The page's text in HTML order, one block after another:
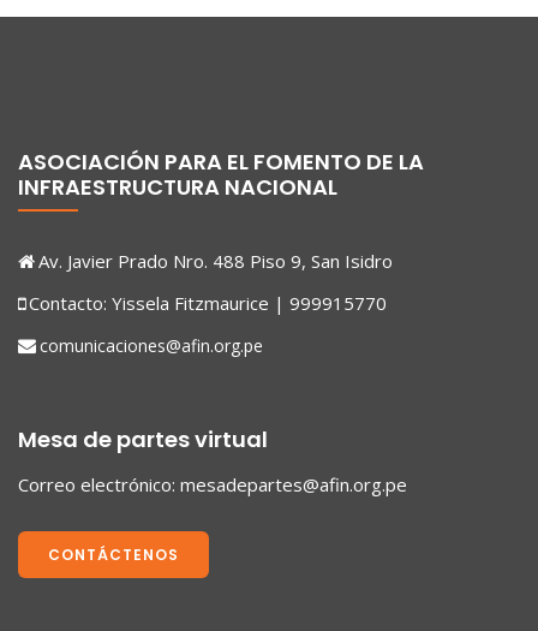
ASOCIACIÓN PARA EL FOMENTO DE LA
INFRAESTRUCTURA NACIONAL
Av. Javier Prado Nro. 488 Piso 9, San Isidro
Contacto: Yissela Fitzmaurice | 999915770
comunicaciones@afin.org.pe
Mesa de partes virtual
Correo electrónico: mesadepartes@afin.org.pe
CONTÁCTENOS